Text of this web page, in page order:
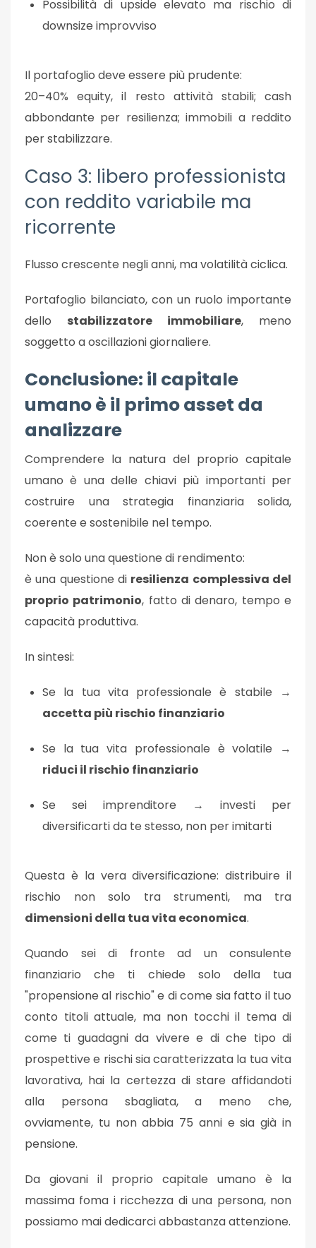
Possibilità di upside elevato ma rischio di
downsize improvviso
Il portafoglio deve essere più prudente:
20–40% equity, il resto attività stabili; cash
abbondante per resilienza; immobili a reddito
per stabilizzare.
Caso 3: libero professionista
con reddito variabile ma
ricorrente
Flusso crescente negli anni, ma volatilità ciclica.
Portafoglio bilanciato, con un ruolo importante
dello stabilizzatore immobiliare, meno
soggetto a oscillazioni giornaliere.
Conclusione: il capitale
umano è il primo asset da
analizzare
Comprendere la natura del proprio capitale
umano è una delle chiavi più importanti per
costruire una strategia finanziaria solida,
coerente e sostenibile nel tempo.
Non è solo una questione di rendimento:
è una questione di resilienza complessiva del
proprio patrimonio, fatto di denaro, tempo e
capacità produttiva.
In sintesi:
Se la tua vita professionale è stabile →
accetta più rischio finanziario
Se la tua vita professionale è volatile →
riduci il rischio finanziario
Se sei imprenditore → investi per
diversificarti da te stesso, non per imitarti
Questa è la vera diversificazione: distribuire il
rischio non solo tra strumenti, ma tra
dimensioni della tua vita economica.
Quando sei di fronte ad un consulente
finanziario che ti chiede solo della tua
"propensione al rischio" e di come sia fatto il tuo
conto titoli attuale, ma non tocchi il tema di
come ti guadagni da vivere e di che tipo di
prospettive e rischi sia caratterizzata la tua vita
lavorativa, hai la certezza di stare affidandoti
alla persona sbagliata, a meno che,
ovviamente, tu non abbia 75 anni e sia già in
pensione.
Da giovani il proprio capitale umano è la
massima foma i ricchezza di una persona, non
possiamo mai dedicarci abbastanza attenzione.